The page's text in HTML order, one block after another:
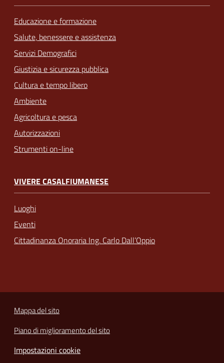
Educazione e formazione
Salute, benessere e assistenza
Servizi Demografici
Giustizia e sicurezza pubblica
Cultura e tempo libero
Ambiente
Agricoltura e pesca
Autorizzazioni
Strumenti on-line
VIVERE CASALFIUMANESE
Luoghi
Eventi
Cittadinanza Onoraria Ing. Carlo Dall’Oppio
Mappa del sito
Piano di miglioramento del sito
Impostazioni cookie